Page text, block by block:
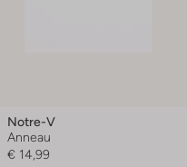
Notre-V
Anneau
€ 14,99